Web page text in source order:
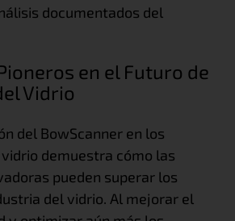
documentados del
en el Futuro de
Vidrio
del BowScanner en los
demuestra cómo las
pueden superar los
del vidrio. Al mejorar el